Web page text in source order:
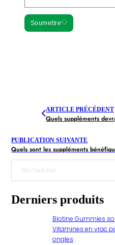
Soumettre
ARTICLE PRÉCÉDENT
PUBLICATION SUIVANTE
Rechercher
Derniers produits
Biotine Gummies
Vitamines en vrac
ongles